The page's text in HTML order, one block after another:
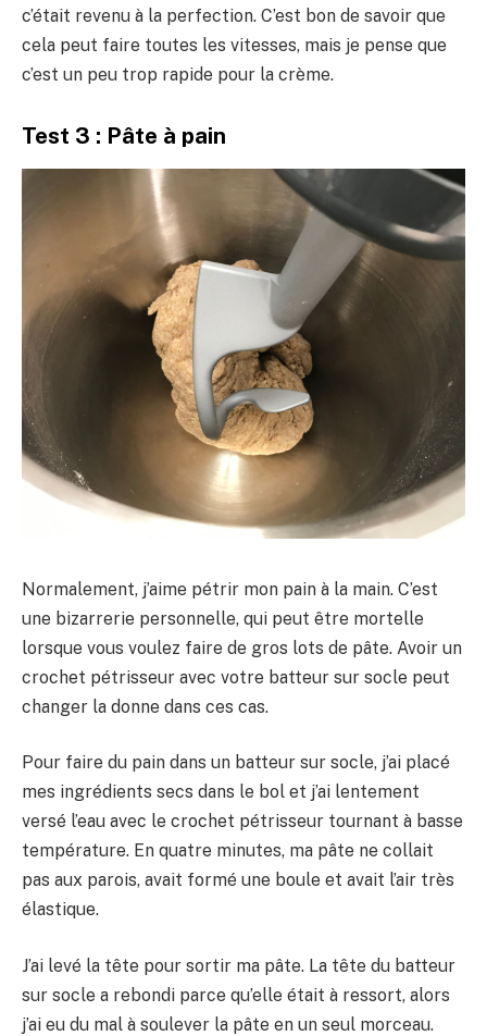
c’était revenu à la perfection. C’est bon de savoir que
cela peut faire toutes les vitesses, mais je pense que
c’est un peu trop rapide pour la crème.
Test 3 : Pâte à pain
Normalement, j’aime pétrir mon pain à la main. C’est
une bizarrerie personnelle, qui peut être mortelle
lorsque vous voulez faire de gros lots de pâte. Avoir un
crochet pétrisseur avec votre batteur sur socle peut
changer la donne dans ces cas.
Pour faire du pain dans un batteur sur socle, j’ai placé
mes ingrédients secs dans le bol et j’ai lentement
versé l’eau avec le crochet pétrisseur tournant à basse
température. En quatre minutes, ma pâte ne collait
pas aux parois, avait formé une boule et avait l’air très
élastique.
J’ai levé la tête pour sortir ma pâte. La tête du batteur
sur socle a rebondi parce qu’elle était à ressort, alors
j’ai eu du mal à soulever la pâte en un seul morceau.